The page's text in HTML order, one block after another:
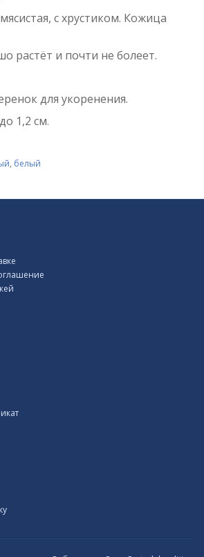
с хрустиком. Кожица
растёт и почти не болеет.
для укоренения.
1,2 см.
, белый